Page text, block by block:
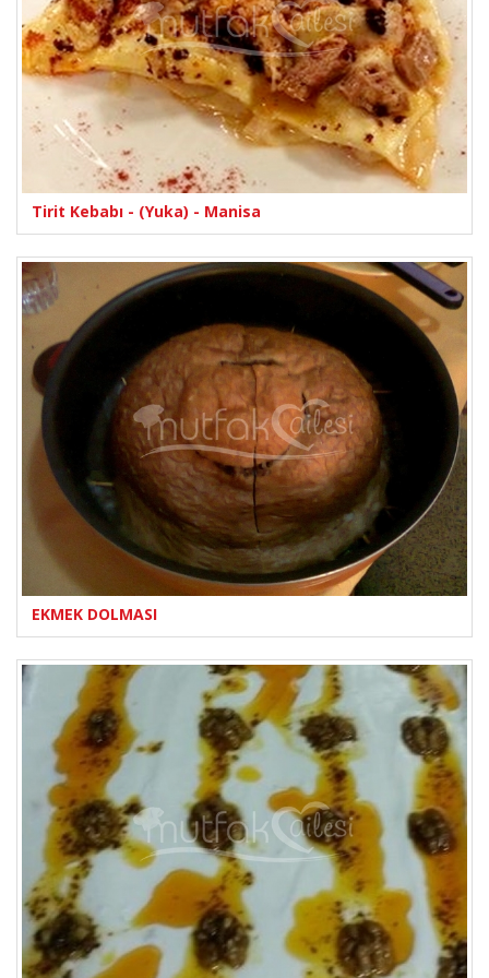
Tirit Kebabı - (Yuka) - Manisa
EKMEK DOLMASI